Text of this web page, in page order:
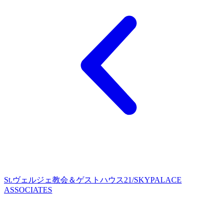
St.ヴェルジェ教会＆ゲストハウス21/SKYPALACE
ASSOCIATES